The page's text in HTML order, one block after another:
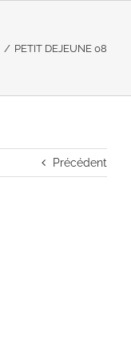
/ PETIT DEJEUNE 08
Précédent